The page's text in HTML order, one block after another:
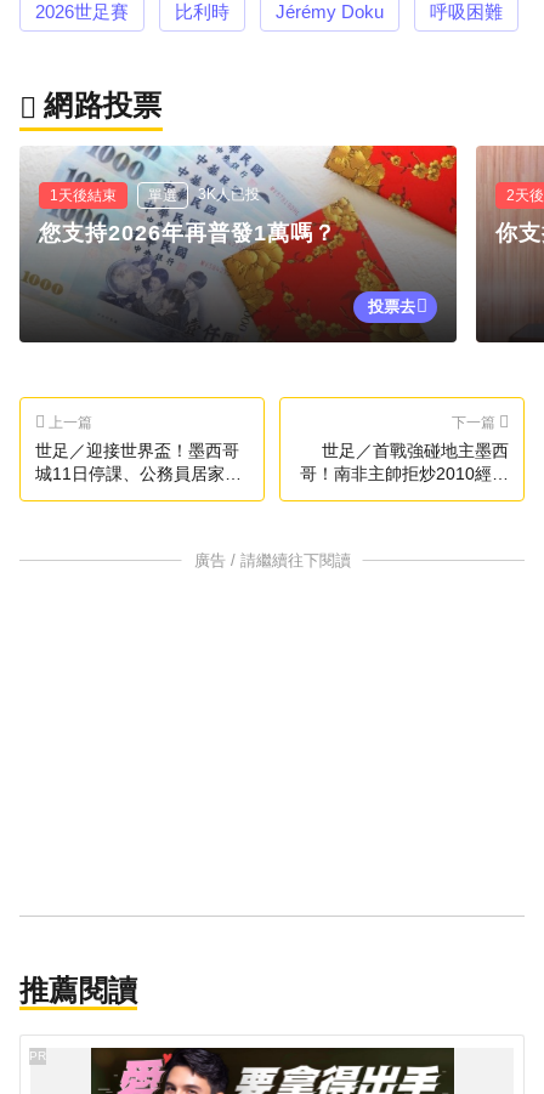
2026世足賽 比利時 Jérémy Doku 呼吸困難
網路投票
1天後結束 單選 3K人已投
您支持2026年再普發1萬嗎？
投票去
2天
你
上一篇
世足／迎接世界盃！墨西哥
城11日停課、公務員居家辦
公
下一篇
世足／首戰強碰地主墨西
哥！南非主帥拒炒2010經典
冷飯
廣告 / 請繼續往下閱讀
推薦閱讀
PR